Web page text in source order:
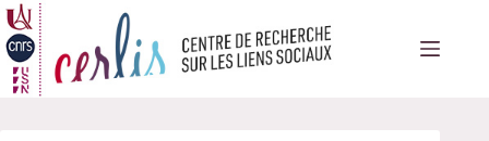
Passer
au
contenu